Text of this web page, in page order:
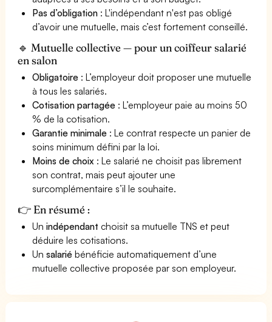
Pas d’obligation : L'indépendant n'est pas obligé
d’avoir une mutuelle, mais c’est fortement conseillé.
🔹 Mutuelle collective — pour un coiffeur salarié
en salon
Obligatoire : L’employeur doit proposer une mutuelle
à tous les salariés.
Cotisation partagée : L’employeur paie au moins 50
% de la cotisation.
Garantie minimale : Le contrat respecte un panier de
soins minimum défini par la loi.
Moins de choix : Le salarié ne choisit pas librement
son contrat, mais peut ajouter une
surcomplémentaire s’il le souhaite.
👉 En résumé :
Unindépendant choisit sa mutuelle TNS et peut
déduire les cotisations.
Unsalarié bénéficie automatiquement d’une
mutuelle collective proposée par son employeur.